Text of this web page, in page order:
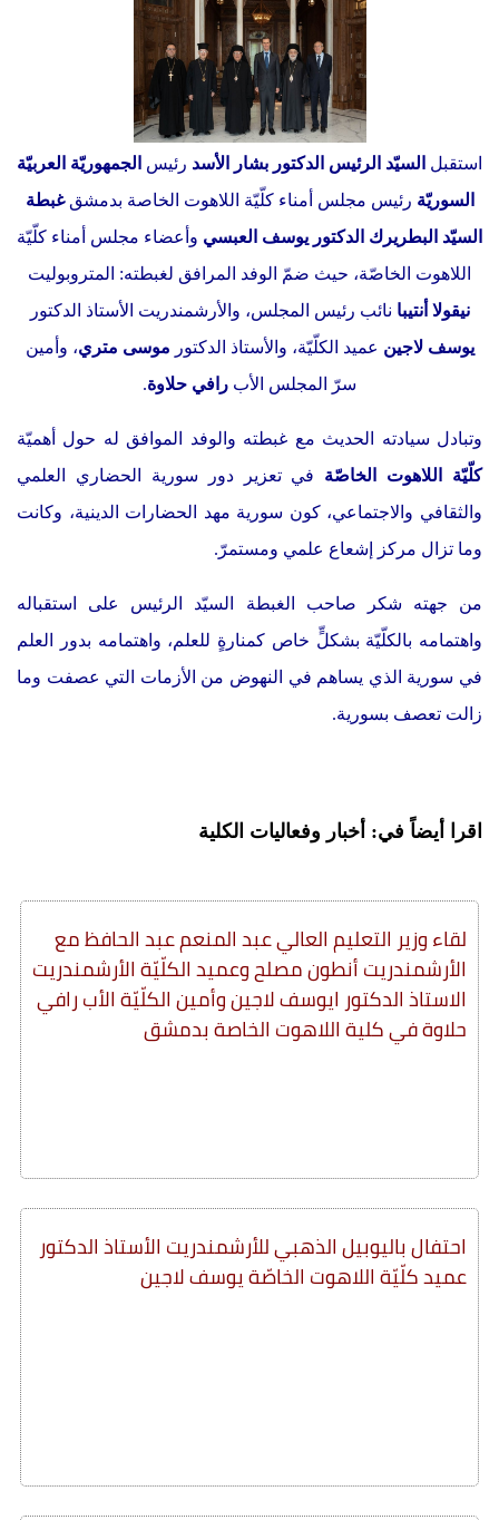
استقبل السيّد الرئيس الدكتور بشار الأسد رئيس الجمهوريّة العربيّة
السوريّة رئيس مجلس أمناء كلّيّة اللاهوت الخاصة بدمشقغبطة
السيّد البطريرك الدكتور يوسف العبسي وأعضاء مجلس أمناء كلّيّة
اللاهوت الخاصّة، حيث ضمّ الوفد المرافق لغبطته: المتروبوليت
نيقولا أنتيبا نائب رئيس المجلس، والأرشمندريت الأستاذ الدكتور
يوسف لاجين عميد الكلّيّة، والأستاذ الدكتور موسى متري، وأمين
سرّ المجلس الأب رافي حلاوة.
وتبادل سيادته الحديث مع غبطته والوفد الموافق له حول أهميّة
كلّيّة اللاهوت الخاصّة في تعزير دور سورية الحضاري العلمي
والثقافي والاجتماعي، كون سورية مهد الحضارات الدينية، وكانت
وما تزال مركز إشعاع علمي ومستمرّ.
من جهته شكر صاحب الغبطة السيّد الرئيس على استقباله
واهتمامه بالكلّيّة بشكلٍّ خاص كمنارةٍ للعلم، واهتمامه بدور العلم
في سورية الذي يساهم في النهوض من الأزمات التي عصفت وما
زالت تعصف بسورية.
اقرا أيضاً في: أخبار وفعاليات الكلية
لقاء وزير التعليم العالي عبد المنعم عبد الحافظ مع
الأرشمندريت أنطون مصلح وعميد الكلّيّة الأرشمندريت
الاستاذ الدكتور ايوسف لاجين وأمين الكلّيّة الأب رافي
حلاوة في كلية اللاهوت الخاصة بدمشق
احتفال باليوبيل الذهبي للأرشمندريت الأستاذ الدكتور
عميد كلّيّة اللاهوت الخاصّة يوسف لاجين